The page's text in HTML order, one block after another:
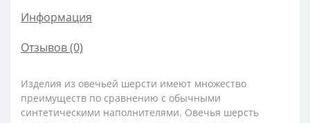
Информация
Отзывов (0)
Изделия из овечьей шерсти имеют множество
преимуществ по сравнению с обычными
синтетическими наполнителями. Овечья шерсть